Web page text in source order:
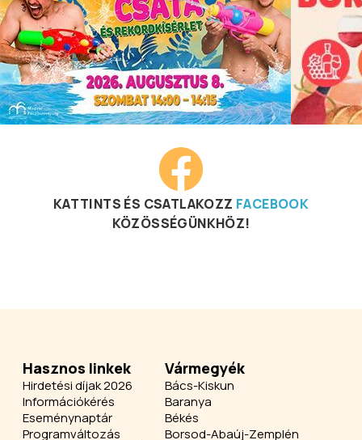
KATTINTS ÉS CSATLAKOZZ FACEBOOK
KÖZÖSSÉGÜNKHÖZ!
Hasznos linkek
Hirdetési díjak 2026
Információkérés
Eseménynaptár
Programváltozás
Vármegyék
Bács-Kiskun
Baranya
Békés
Borsod-Abaúj-Zemplén